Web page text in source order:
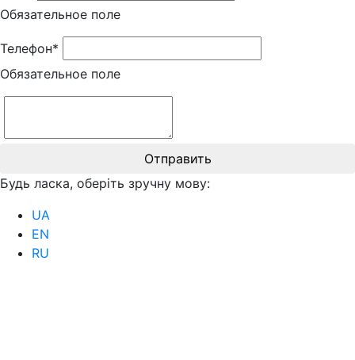
Обязательное поле
Телефон*
Обязательное поле
Отправить
Будь ласка, оберіть зручну мову:
UA
EN
RU